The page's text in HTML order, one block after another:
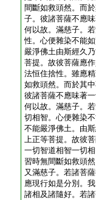
間斷如救頭然。而
子。彼諸菩薩不應
何以故。滿慈子。
性。心便雜染不能
嚴淨佛土由斯經久
菩提。故彼菩薩應
法恒住捨性。雖應
如救頭然。而於其
彼諸菩薩不應味著
何以故。滿慈子。
切相智。心便雜染
不能嚴淨佛土。由
上正等菩提。故彼
一切智道相智一切
習時無間斷如救頭
又滿慈子。若諸菩
應現行如是分別。
諸相及諸隨好。若